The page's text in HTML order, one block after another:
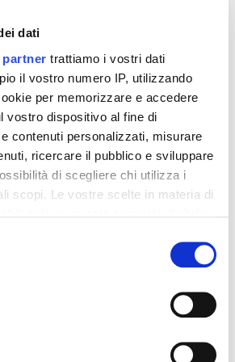
dati
partner trattiamo i vostri dati
il vostro numero IP, utilizzando
per memorizzare e accedere
vostro dispositivo al fine di
contenuti personalizzati, misurare
ricercare il pubblico e sviluppare
di scegliere chi utilizza i
scopi. Le vostre scelte in materia di
il proprio consenso in qualsiasi
sui cookie o facendo clic
sulla tua posizione
55,18 €